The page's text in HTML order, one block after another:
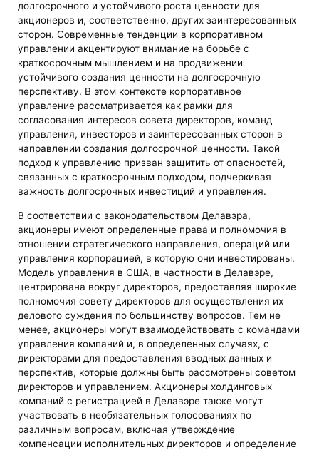
долгосрочного и устойчивого роста ценности для
акционеров и, соответственно, других заинтересованных
сторон. Современные тенденции в корпоративном
управлении акцентируют внимание на борьбе с
краткосрочным мышлением и на продвижении
устойчивого создания ценности на долгосрочную
перспективу. В этом контексте корпоративное
управление рассматривается как рамки для
согласования интересов совета директоров, команд
управления, инвесторов и заинтересованных сторон в
направлении создания долгосрочной ценности. Такой
подход к управлению призван защитить от опасностей,
связанных с краткосрочным подходом, подчеркивая
важность долгосрочных инвестиций и управления​​.
В соответствии с законодательством Делавэра,
акционеры имеют определенные права и полномочия в
отношении стратегического направления, операций или
управления корпорацией, в которую они инвестированы.
Модель управления в США, в частности в Делавэре,
центрирована вокруг директоров, предоставляя широкие
полномочия совету директоров для осуществления их
делового суждения по большинству вопросов. Тем не
менее, акционеры могут взаимодействовать с командами
управления компаний и, в определенных случаях, с
директорами для предоставления вводных данных и
перспектив, которые должны быть рассмотрены советом
директоров и управлением. Акционеры холдинговых
компаний с регистрацией в Делавэре также могут
участвовать в необязательных голосованиях по
различным вопросам, включая утверждение
компенсации исполнительных директоров и определение